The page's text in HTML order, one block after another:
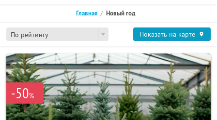
По рейтингу
Главная Новый год
Показать на карте
-50%